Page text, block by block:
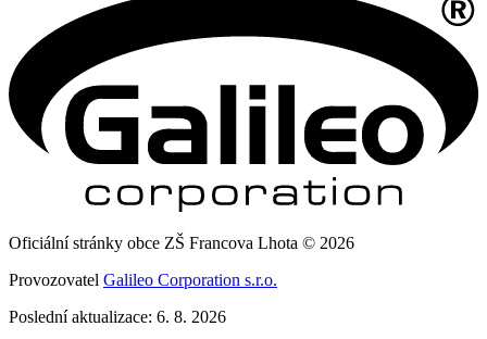
Oficiální stránky obce ZŠ Francova Lhota © 2026
Provozovatel Galileo Corporation s.r.o.
Poslední aktualizace: 6. 8. 2026